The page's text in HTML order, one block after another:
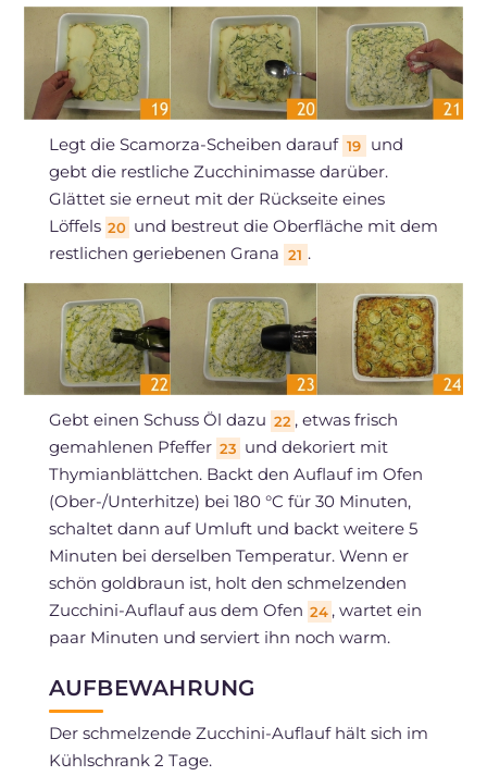
Legt die Scamorza-Scheiben darauf 19
und
gebt die restliche Zucchinimasse darüber.
Glättet sie erneut mit der Rückseite eines
Löffels 20 und bestreut die Oberfläche mit dem
restlichen geriebenen Grana 21 .
Gebt einen Schuss Öl dazu 22 , etwas frisch
gemahlenen Pfeffer 23 und dekoriert mit
Thymianblättchen. Backt den Auflauf im Ofen
(Ober-/Unterhitze) bei 180 °C für 30 Minuten,
schaltet dann auf Umluft und backt weitere 5
Minuten bei derselben Temperatur. Wenn er
schön goldbraun ist, holt den schmelzenden
Zucchini-Auflauf aus dem Ofen 24 , wartet ein
paar Minuten und serviert ihn noch warm.
AUFBEWAHRUNG
Der schmelzende Zucchini-Auflauf hält sich im
Kühlschrank 2 Tage.